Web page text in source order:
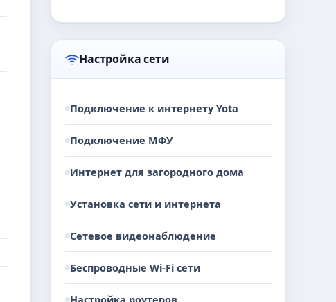
Настройка сети
Подключение к интернету Yota
Подключение МФУ
Интернет для загородного дома
Установка сети и интернета
Сетевое видеонаблюдение
Беспроводные Wi-Fi сети
Настройка роутеров